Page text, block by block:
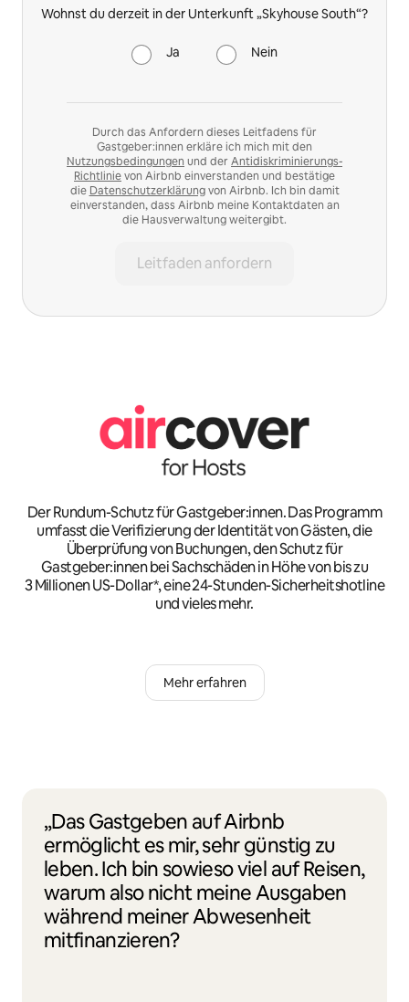
Wohnst du derzeit in der Unterkunft „Skyhouse South“?
Ja Nein
Durch das Anfordern dieses Leitfadens für
Gastgeber:innen erkläre ich mich mit den
Nutzungsbedingungen und der Antidiskriminierungs-
Richtlinievon Airbnb einverstanden und bestätige
die Datenschutzerklärungvon Airbnb. Ich bin damit
einverstanden, dass Airbnb meine Kontaktdaten an
die Hausverwaltung weitergibt.
Leitfaden anfordern
Der Rundum-Schutz für Gastgeber:innen. Das Programm
umfasst die Verifizierung der Identität von Gästen, die
Überprüfung von Buchungen, den Schutz für
Gastgeber:innen bei Sachschäden in Höhe von bis zu
3 Millionen US-Dollar*, eine 24-Stunden-Sicherheitshotline
und vieles mehr.
Mehr erfahren
„Das Gastgeben auf Airbnb
ermöglicht es mir, sehr günstig zu
leben. Ich bin sowieso viel auf Reisen,
warum also nicht meine Ausgaben
während meiner Abwesenheit
mitfinanzieren?